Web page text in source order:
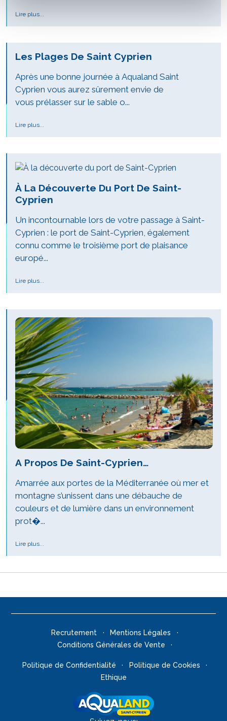
Lire plus...
Les Plages De Saint Cyprien
Après une bonne journée à Aqualand Saint
Cyprien vous aurez sûrement envie de
vous prélasser sur le sable o...
Lire plus...
À La Découverte Du Port De Saint-
Cyprien
Un incontournable lors de votre passage à Saint-
Cyprien : le port de Saint-Cyprien, également
connu comme le troisième port de plaisance
europé...
Lire plus...
A Propos De Saint-Cyprien…
Amarrée aux portes de la Méditerranée où mer et
montagne s’unissent dans une débauche de
couleurs et de lumière dans un environnement
prot�...
Lire plus...
Recrutement
Mentions Légales
Conditions Générales de Vente
Politique de Confidentialité
Politique de Cookies
Ethique